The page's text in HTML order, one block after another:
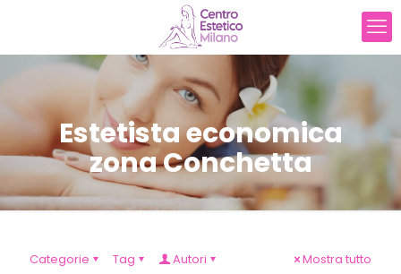
Estetista economica
zona Conchetta
Categorie Tag Autori Mostra tutto